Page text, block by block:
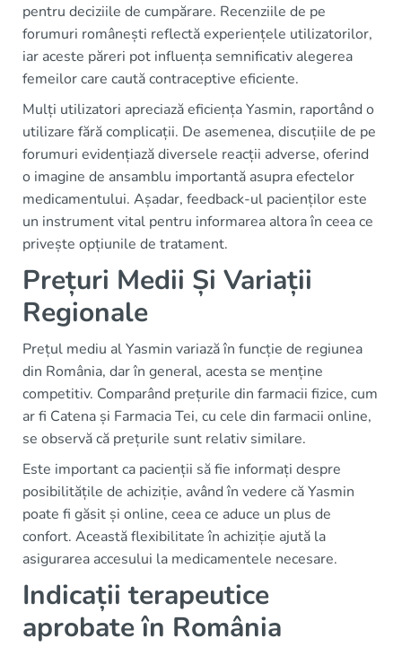
pentru deciziile de cumpărare. Recenziile de pe
forumuri românești reflectă experiențele utilizatorilor,
iar aceste păreri pot influența semnificativ alegerea
femeilor care caută contraceptive eficiente.
Mulți utilizatori apreciază eficiența Yasmin, raportând o
utilizare fără complicații. De asemenea, discuțiile de pe
forumuri evidențiază diversele reacții adverse, oferind
o imagine de ansamblu importantă asupra efectelor
medicamentului. Așadar, feedback-ul pacienților este
un instrument vital pentru informarea altora în ceea ce
privește opțiunile de tratament.
Prețuri Medii Și Variații
Regionale
Prețul mediu al Yasmin variază în funcție de regiunea
din România, dar în general, acesta se menține
competitiv. Comparând prețurile din farmacii fizice, cum
ar fi Catena și Farmacia Tei, cu cele din farmacii online,
se observă că prețurile sunt relativ similare.
Este important ca pacienții să fie informați despre
posibilitățile de achiziție, având în vedere că Yasmin
poate fi găsit și online, ceea ce aduce un plus de
confort. Această flexibilitate în achiziție ajută la
asigurarea accesului la medicamentele necesare.
Indicații terapeutice
aprobate în România